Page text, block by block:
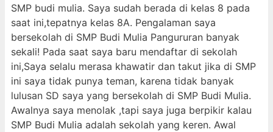
SMP budi mulia. Saya sudah berada di kelas 8 pada
saat ini,tepatnya kelas 8A. Pengalaman saya
bersekolah di SMP Budi Mulia Pangururan banyak
sekali! Pada saat saya baru mendaftar di sekolah
ini,Saya selalu merasa khawatir dan takut jika di SMP
ini saya tidak punya teman, karena tidak banyak
lulusan SD saya yang bersekolah di SMP Budi Mulia.
Awalnya saya menolak ,tapi saya juga berpikir kalau
SMP Budi Mulia adalah sekolah yang keren. Awal